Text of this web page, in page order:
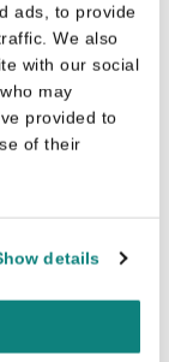
ads, to provide
We also
with our social
may
provided to
of their
details